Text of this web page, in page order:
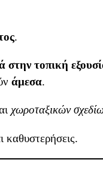
.
στην τοπική
άμεσα.
χωροταξικών
καθυστερήσεις.